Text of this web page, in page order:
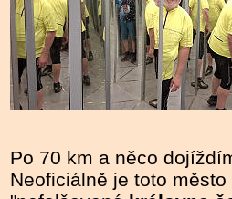
Po 70 km a něco
Neoficiálně je toto